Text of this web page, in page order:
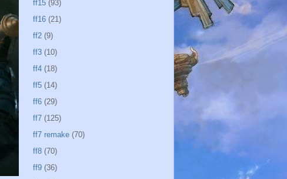
ff15 (93)
ff16 (21)
ff2 (9)
ff3 (10)
ff4 (18)
ff5 (14)
ff6 (29)
ff7 (125)
ff7 remake (70)
ff8 (70)
ff9 (36)